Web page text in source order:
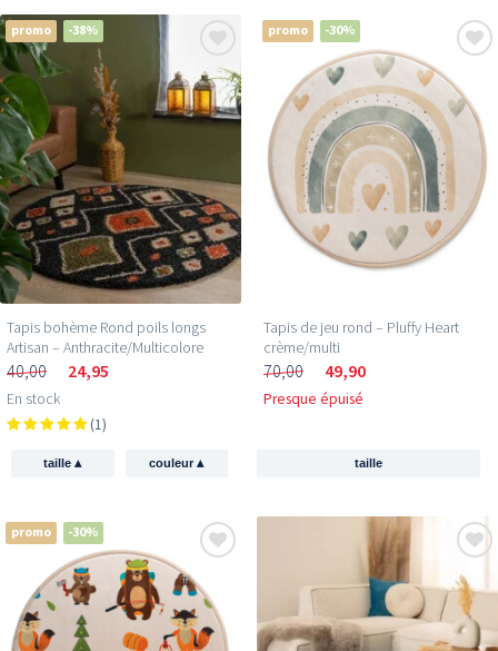
promo -38%
Tapis bohème Rond poils longs
Artisan – Anthracite/Multicolore
40,00 24,95
En stock
(1)
taille▴ couleur▴
promo -30%
Tapis de jeu rond – Pluffy Heart
crème/multi
70,00 49,90
Presque épuisé
taille
promo -30%